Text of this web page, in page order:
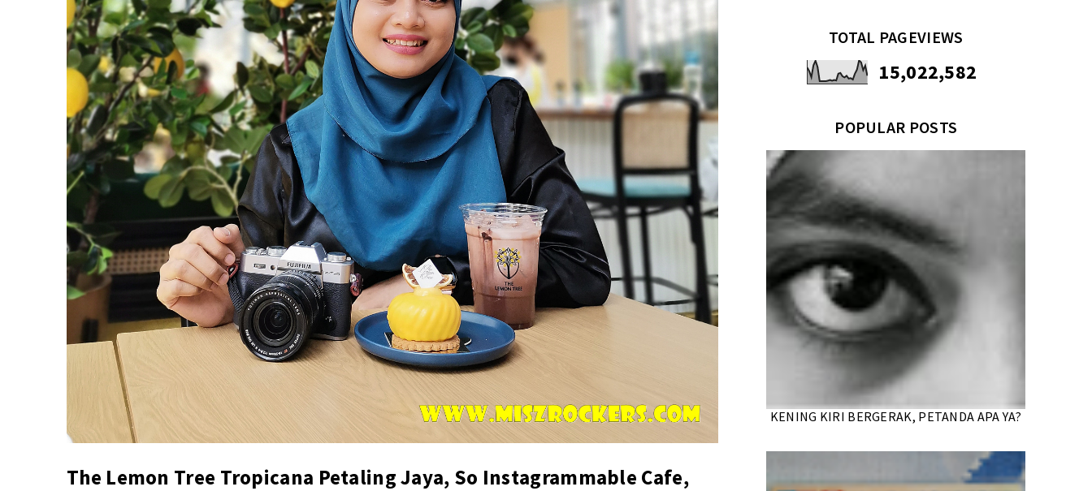
The Lemon Tree Tropicana Petaling Jaya, So Instagrammable Cafe,
TOTAL PAGEVIEWS
15,022,582
POPULAR POSTS
KENING KIRI BERGERAK, PETANDA APA YA?